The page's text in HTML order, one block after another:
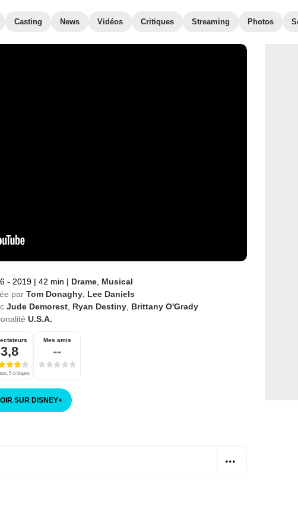
Casting News Vidéos Critiques Streaming Photos
- 2019 | 42 min | Drame Musical
par Tom Donaghy Lee Daniels
Jude Demorest Ryan Destiny Brittany O'Grady
U.S.A.
3,8
5 critiques
Mes amis
--
SUR DISNEY+